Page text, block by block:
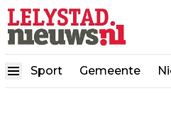
Sport Gemeente